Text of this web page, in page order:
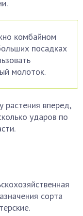
комбайном
посадках
молоток.
растения вперед,
ударов по
сорта